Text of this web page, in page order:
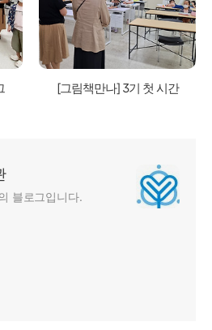
[그림책만나] 3기 첫 시간
블로그입니다.